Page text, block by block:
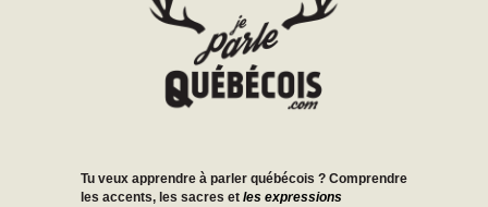
Tu veux apprendre à parler québécois ? Comprendre
les accents, les sacres et les expressions